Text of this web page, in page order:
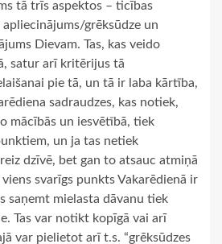
tā trīs aspektos – ticības
grēksūdze un
Dievam. Tas, kas veido
satur arī kritērijus tā
pie tā, un tā ir laba kārtība,
sadraudzes, kas notiek,
mācībās un iesvētībā, tiek
un ja tas netiek
dzīvē, bet gan to atsauc atmiņā
svarīgs punkts Vakarēdienā ir
saņemt mielasta dāvanu tiek
Tas var notikt kopīgā vai arī
var pielietot arī t.s. “grēksūdzes